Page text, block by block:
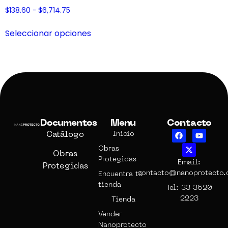
$138.60 - $6,714.75
Seleccionar opciones
Documentos
Catálogo
Obras
Protegidas
Menu
Inicio
Obras
Protegidas
Encuentra tú
tienda
Tienda
Vender
Nanoprotecto
Contacto
Email:
Tel: 33 3620
2223